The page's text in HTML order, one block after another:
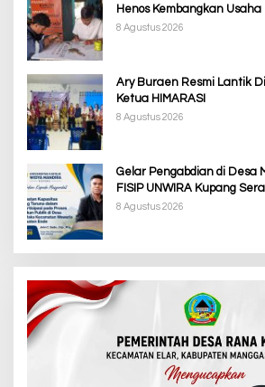
Henos Kembangkan Usaha
8 Agustus 2026
Ary Buraen Resmi Lantik
Ketua HIMARASI
8 Agustus 2026
Gelar Pengabdian di Desa
FISIP UNWIRA Kupang
Masyarakat & Penguatan
8 Agustus 2026